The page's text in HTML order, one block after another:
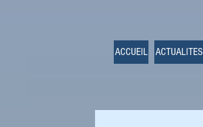
ACCUEIL ACTUALITES